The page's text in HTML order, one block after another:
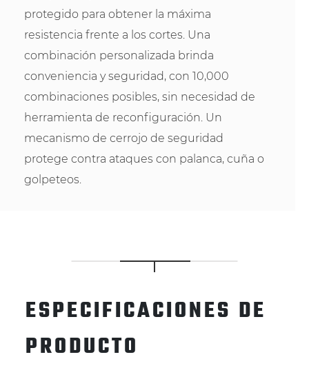
protegido para obtener la máxima
resistencia frente a los cortes. Una
combinación personalizada brinda
conveniencia y seguridad, con 10,000
combinaciones posibles, sin necesidad de
herramienta de reconfiguración. Un
mecanismo de cerrojo de seguridad
protege contra ataques con palanca, cuña o
golpeteos.
ESPECIFICACIONES DE
PRODUCTO